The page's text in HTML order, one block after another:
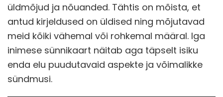
üldmõjud ja nõuanded. Tähtis on mõista, et
antud kirjeldused on üldised ning mõjutavad
meid kõiki vähemal või rohkemal määral. Iga
inimese sünnikaart näitab aga täpselt isiku
enda elu puudutavaid aspekte ja võimalikke
sündmusi.